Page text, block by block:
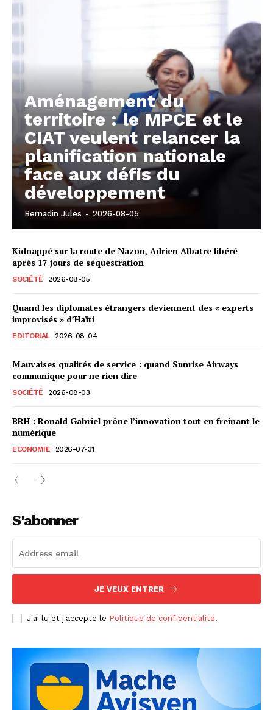
Aménagement du
territoire : le MPCE et le
CIAT veulent relancer la
planification nationale
face aux défis du
développement
Bernadin Jules - 2026-08-05
Kidnappé sur la route de Nazon, Adrien Albatre libéré
après 17 jours de séquestration
SOCIÉTÉ 2026-08-05
Quand les diplomates étrangers deviennent des « experts
improvisés » d’Haïti
EDITORIAL 2026-08-04
Mauvaises qualités de service : quand Sunrise Airways
communique pour ne rien dire
SOCIÉTÉ 2026-08-03
BRH : Ronald Gabriel prône l’innovation tout en freinant le
numérique
ECONOMIE 2026-07-31
S'abonner
JE VEUX ENTRER
J'ai lu et j'accepte le Politique de confidentialité.